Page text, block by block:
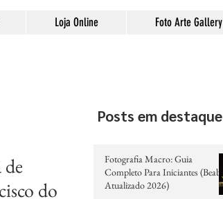
Loja Online Foto Arte Gallery
de
do
Posts em destaque
Fotografia Macro: Guia
Completo Para Iniciantes (Beabá
Atualizado 2026)